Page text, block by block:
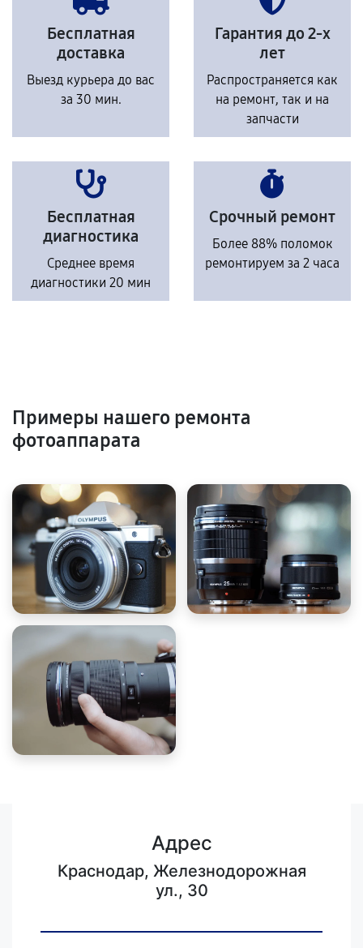
Бесплатная
доставка
Выезд курьера до вас
за 30 мин.
Гарантия до 2-х
лет
Распространяется как
на ремонт, так и на
запчасти
Бесплатная
диагностика
Среднее время
диагностики 20 мин
Срочный ремонт
Более 88% поломок
ремонтируем за 2 часа
Примеры нашего ремонта
фотоаппарата
Адрес
Краснодар, Железнодорожная
ул., 30